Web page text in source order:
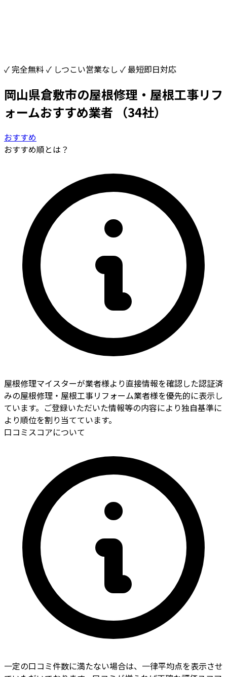
✓ 完全無料 ✓ しつこい営業なし ✓ 最短即日対応
岡山県倉敷市の屋根修理・屋根工事リフ
ォームおすすめ業者
（34社）
おすすめ
おすすめ順とは？
屋根修理マイスターが業者様より直接情報を確認した認証済
みの屋根修理・屋根工事リフォーム業者様を優先的に表示し
ています。ご登録いただいた情報等の内容により独自基準に
より順位を割り当てています。
口コミスコアについて
一定の口コミ件数に満たない場合は、一律平均点を表示させ